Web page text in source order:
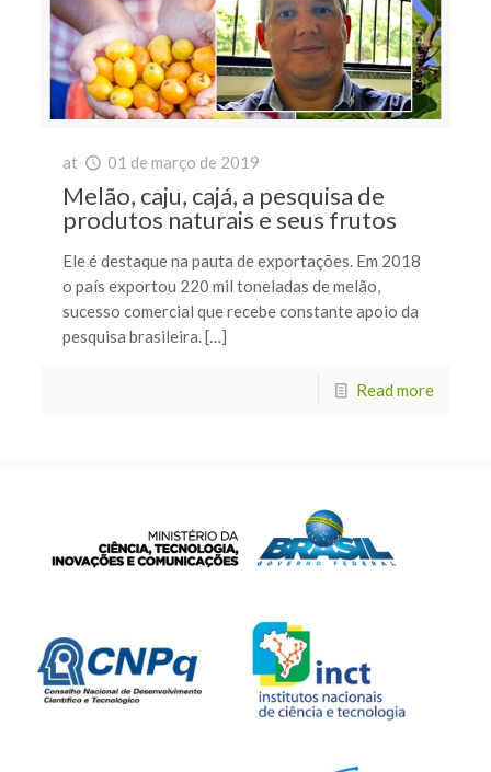
at 01 de março de 2019
Melão, caju, cajá, a pesquisa de
produtos naturais e seus frutos
Ele é destaque na pauta de exportações. Em 2018
o país exportou 220 mil toneladas de melão,
sucesso comercial que recebe constante apoio da
pesquisa brasileira. […]
Read more